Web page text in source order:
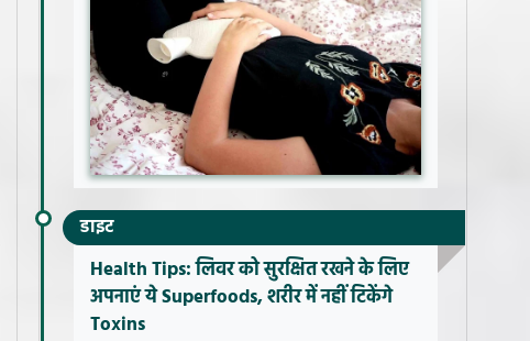
डाइट
Health Tips: लिवर को सुरक्षित रखने के लिए
अपनाएं ये Superfoods, शरीर में नहीं टिकेंगे
Toxins